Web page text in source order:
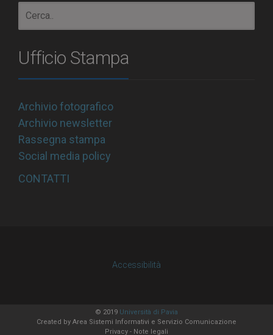
Ufficio Stampa
Archivio fotografico
Archivio newsletter
Rassegna stampa
Social media policy
CONTATTI
Accessibilità
© 2019 Università di Pavia
Created by Area Sistemi Informativi e Servizio Comunicazione
Privacy - Note legali